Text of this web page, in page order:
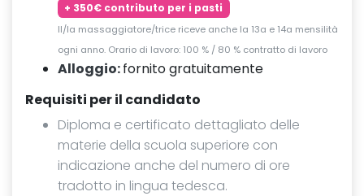
+ 350€ contributo per i pasti
Il/la massaggiatore/trice riceve anche la 13a e 14a mensilità
ogni anno. Orario di lavoro: 100 % / 80 % contratto di lavoro
Alloggio:fornito gratuitamente
Requisiti per il candidato
Diploma e certificato dettagliato delle
materie della scuola superiore con
indicazione anche del numero di ore
tradotto in lingua tedesca.